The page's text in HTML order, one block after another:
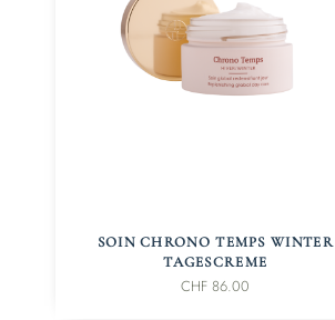
IN DEN WARENKORB
SOIN CHRONO TEMPS WINTER
TAGESCREME
CHF 86.00